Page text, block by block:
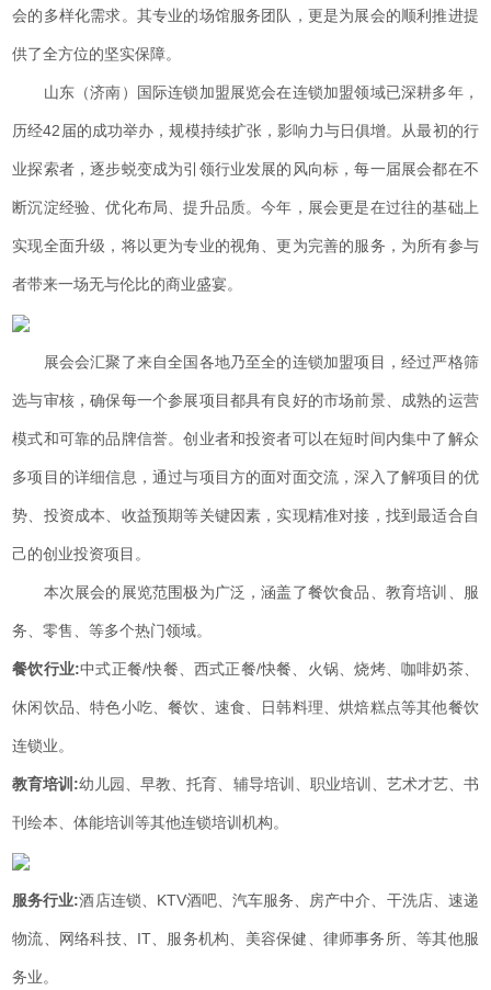
会的多样化需求。其专业的场馆服务团队，更是为展会的顺利推进提
供了全方位的坚实保障。
山东（济南）国际连锁加盟展览会在连锁加盟领域已深耕多年，
历经42届的成功举办，规模持续扩张，影响力与日俱增。从最初的行
业探索者，逐步蜕变成为引领行业发展的风向标，每一届展会都在不
断沉淀经验、优化布局、提升品质。今年，展会更是在过往的基础上
实现全面升级，将以更为专业的视角、更为完善的服务，为所有参与
者带来一场无与伦比的商业盛宴。
展会会汇聚了来自全国各地乃至全的连锁加盟项目，经过严格筛
选与审核，确保每一个参展项目都具有良好的市场前景、成熟的运营
模式和可靠的品牌信誉。创业者和投资者可以在短时间内集中了解众
多项目的详细信息，通过与项目方的面对面交流，深入了解项目的优
势、投资成本、收益预期等关键因素，实现精准对接，找到最适合自
己的创业投资项目。
本次展会的展览范围极为广泛，涵盖了餐饮食品、教育培训、服
务、零售、等多个热门领域。
餐饮行业:中式正餐/快餐、西式正餐/快餐、火锅、烧烤、咖啡奶茶、
休闲饮品、特色小吃、餐饮、速食、日韩料理、烘焙糕点等其他餐饮
连锁业。
教育培训:幼儿园、早教、托育、辅导培训、职业培训、艺术才艺、书
刊绘本、体能培训等其他连锁培训机构。
服务行业:酒店连锁、KTV酒吧、汽车服务、房产中介、干洗店、速递
物流、网络科技、IT、服务机构、美容保健、律师事务所、等其他服
务业。